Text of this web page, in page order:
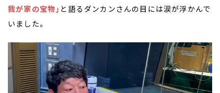
我が家の宝物」 と語るダンカンさんの目には涙が浮かんで
いました。